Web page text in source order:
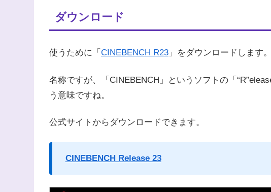
ダウンロード
使うために「 CINEBENCH R23 」をダウンロードします。
名称ですが、「CINEBENCH」というソフトの「
う意味ですね。
公式サイトからダウンロードできます。
CINEBENCH Release 23